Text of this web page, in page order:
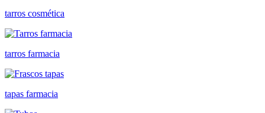
tarros cosmética
tarros farmacia
tapas farmacia